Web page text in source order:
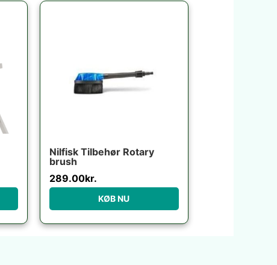
Nilfisk Tilbehør Rotary
brush
289.00kr.
KØB NU